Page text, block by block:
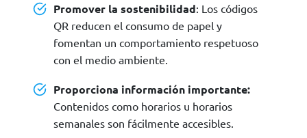
Promover la sostenibilidad: Los códigos
QR reducen el consumo de papel y
fomentan un comportamiento respetuoso
con el medio ambiente.
Proporciona información importante:
Contenidos como horarios u horarios
semanales son fácilmente accesibles.